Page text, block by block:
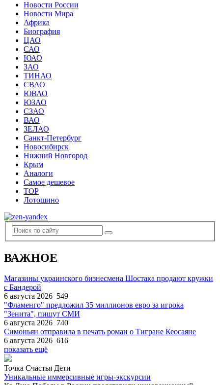
Новости России
Новости Мира
Африка
Биография
ЦАО
САО
ЮАО
ЗАО
ТИНАО
СВАО
ЮВАО
ЮЗАО
СЗАО
ВАО
ЗЕЛАО
Санкт-Петербург
Новосибирск
Нижний Новгород
Крым
Аналоги
Самое дешевое
TOP
Лотошино
ВАЖНОЕ
Магазины украинского бизнесмена Шостака продают кружки
с Бандерой
6 августа 2026 549
"Фламенго" предложил 35 миллионов евро за игрока
"Зенита", пишут СМИ
6 августа 2026 740
Симоньян отправила в печать роман о Тигране Кеосаяне
6 августа 2026 616
показать ещё
Точка Счастья Дети
Уникальные иммерсивные игры-экскурсии